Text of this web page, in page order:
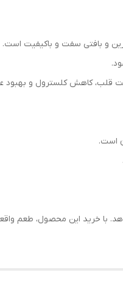
و بافتی سفت و باکیفیت است.
است.
با خرید این محصول، طعم